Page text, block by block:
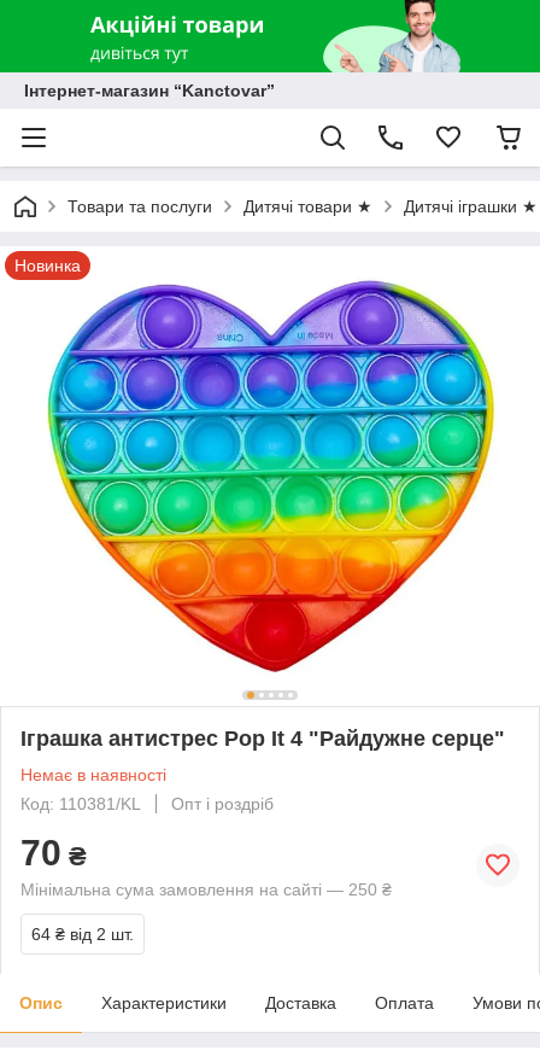
Інтернет-магазин “Kanctovar”
Товари та послуги Дитячі товари ★ Дитячі іграшки ★
Новинка
Іграшка антистрес Pop It 4 "Райдужне серце"
Немає в наявності
Код: 110381/KL
Опт і роздріб
70 ₴
Мінімальна сума замовлення на сайті — 250 ₴
64 ₴ від 2 шт.
Опис Характеристики Доставка Оплата Умови